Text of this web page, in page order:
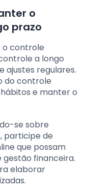
o
prazo
o controle
a longo
ajustes regulares.
do controle
e manter o
se sobre
participe de
que possam
financeira.
elaborar